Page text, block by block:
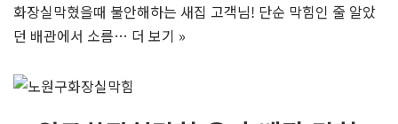
화장실막혔을때 불안해하는 새집 고객님! 단순 막힘인 줄 알았
던 배관에서 소름… 더 보기 »